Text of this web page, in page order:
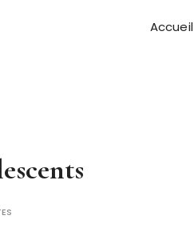
Accueil